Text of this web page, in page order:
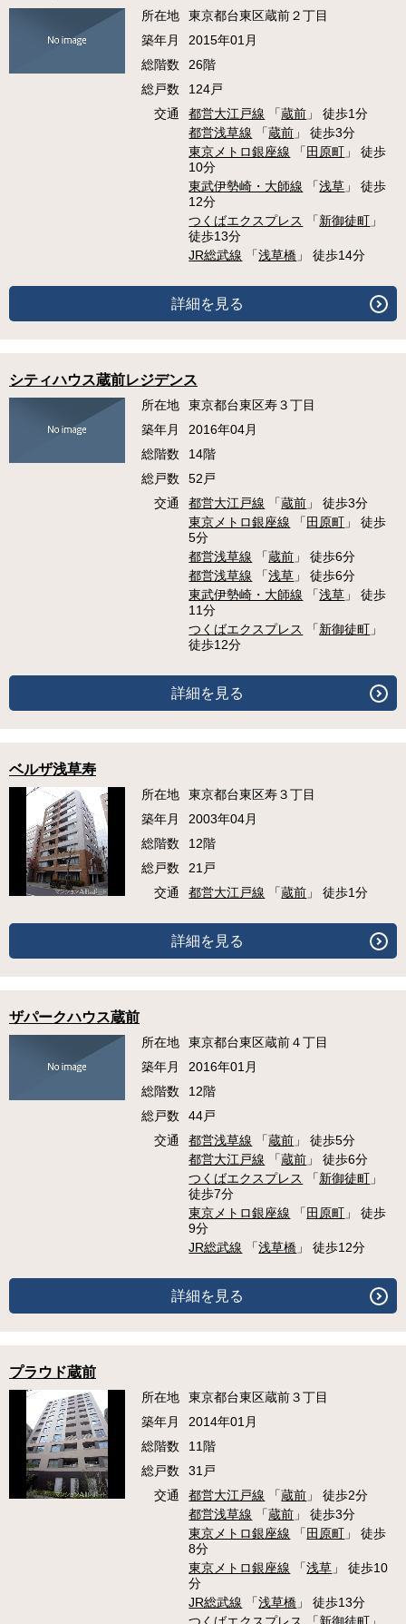
所在地
東京都台東区蔵前２丁目
築年月
2015年01月
総階数
26階
総戸数
124戸
交通
都営大江戸線 「蔵前 」 徒歩1分
都営浅草線 「蔵前 」 徒歩3分
東京メトロ銀座線 「 田原町 」 徒歩
10分
東武伊勢崎・大師線 「浅草 」 徒歩
12分
つくばエクスプレス
「新御徒町 」
徒歩13分
JR総武線 「浅草橋 」 徒歩14分
詳細を見る
シティハウス蔵前レジデンス
所在地
東京都台東区寿３丁目
築年月
2016年04月
総階数
14階
総戸数
52戸
交通
都営大江戸線 「蔵前 」 徒歩3分
東京メトロ銀座線 「 田原町 」 徒歩
5分
都営浅草線 「蔵前 」 徒歩6分
都営浅草線 「浅草 」 徒歩6分
東武伊勢崎・大師線 「浅草 」 徒歩
11分
つくばエクスプレス
「新御徒町 」
徒歩12分
詳細を見る
ベルザ浅草寿
所在地
東京都台東区寿３丁目
築年月
2003年04月
総階数
12階
総戸数
21戸
交通
都営大江戸線 「蔵前 」 徒歩1分
詳細を見る
ザパークハウス蔵前
所在地
東京都台東区蔵前４丁目
築年月
2016年01月
総階数
12階
総戸数
44戸
交通
都営浅草線 「蔵前 」 徒歩5分
都営大江戸線 「蔵前 」 徒歩6分
つくばエクスプレス
「新御徒町 」
徒歩7分
東京メトロ銀座線 「 田原町 」 徒歩
9分
JR総武線 「浅草橋 」 徒歩12分
詳細を見る
プラウド蔵前
所在地
東京都台東区蔵前３丁目
築年月
2014年01月
総階数
11階
総戸数
31戸
交通
都営大江戸線 「蔵前 」 徒歩2分
都営浅草線 「蔵前 」 徒歩3分
東京メトロ銀座線 「 田原町 」 徒歩
8分
東京メトロ銀座線 「浅草 」 徒歩10
分
JR総武線 「浅草橋 」 徒歩13分